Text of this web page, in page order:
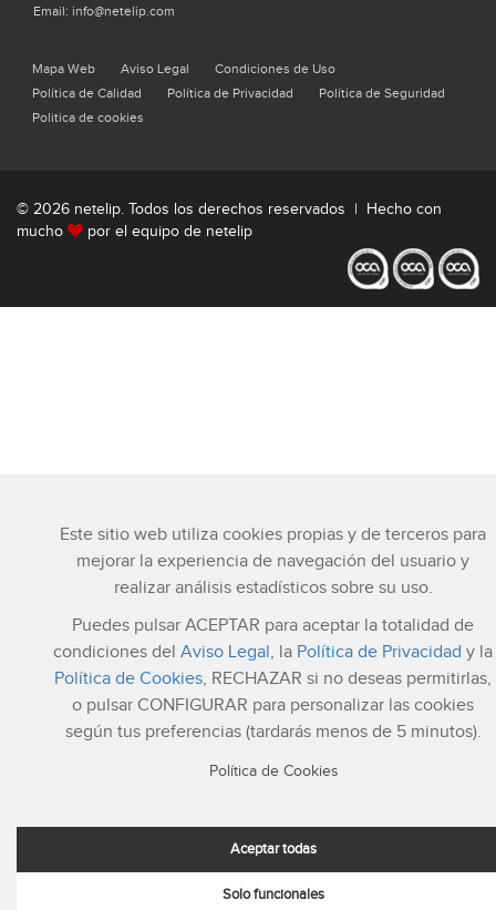
Este sitio web utiliza cookies propias y de terceros para
mejorar la experiencia de navegación del usuario y
realizar análisis estadísticos sobre su uso.
Puedes pulsar ACEPTAR para aceptar la totalidad de
condiciones del Aviso Legal, la Política de Privacidad y la
Política de Cookies, RECHAZAR si no deseas permitirlas,
o pulsar CONFIGURAR para personalizar las cookies
según tus preferencias (tardarás menos de 5 minutos).
Política de Cookies
Aceptar todas
Solo funcionales
Email: info@netelip.com
Mapa Web Aviso Legal
Condiciones de Uso
Política de Calidad
Política de Privacidad
Política de Seguridad
Politica de cookies
© 2026 netelip. Todos los derechos reservados | Hecho con
mucho
por el equipo de netelip